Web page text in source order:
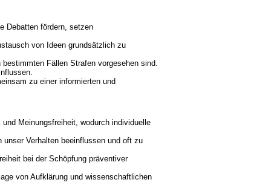
Debatten fördern, setzen
von Ideen grundsätzlich zu
Fällen Strafen vorgesehen sind.
zu einer informierten und
Meinungsfreiheit, wodurch individuelle
Verhalten beeinflussen und oft zu
bei der Schöpfung präventiver
von Aufklärung und wissenschaftlichen